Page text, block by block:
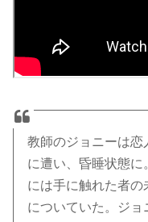
教師のジョニーは恋
に遭い、昏睡状態
には手に触れた者
についていた。ジョ